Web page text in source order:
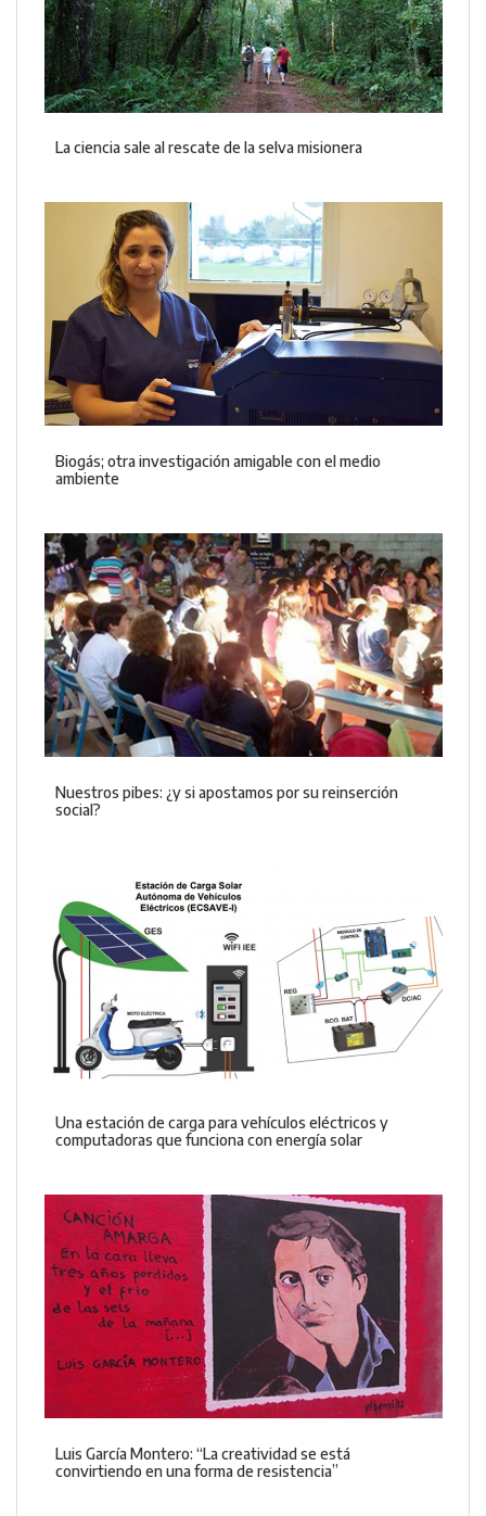
La ciencia sale al rescate de la selva misionera
Biogás; otra investigación amigable con el medio
ambiente
Nuestros pibes: ¿y si apostamos por su reinserción
social?
Una estación de carga para vehículos eléctricos y
computadoras que funciona con energía solar
Luis García Montero: “La creatividad se está
convirtiendo en una forma de resistencia”